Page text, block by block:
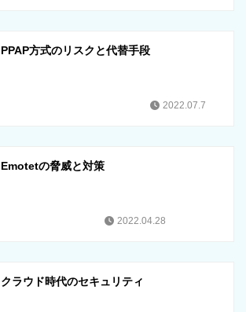
PPAP方式のリスクと代替手段
2022.07.7
Emotetの脅威と対策
2022.04.28
クラウド時代のセキュリティ